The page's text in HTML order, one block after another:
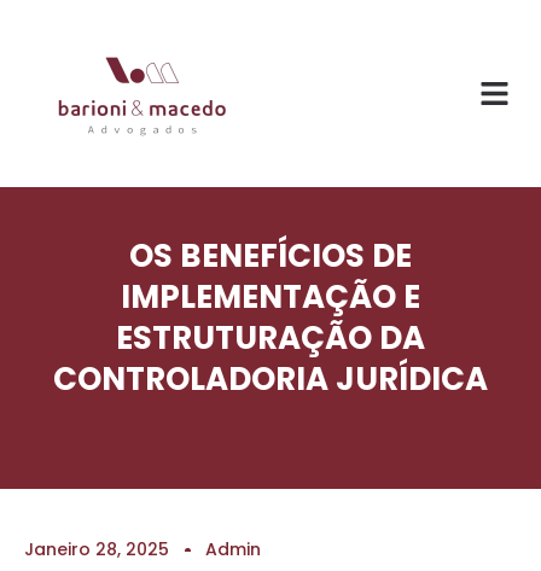
OS BENEFÍCIOS DE
IMPLEMENTAÇÃO E
ESTRUTURAÇÃO DA
CONTROLADORIA JURÍDICA
Janeiro 28, 2025 Admin